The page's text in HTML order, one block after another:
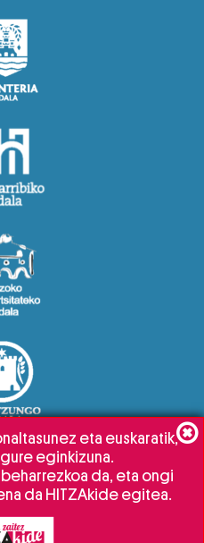
eta euskaratik,
eginkizuna.
da, eta ongi
da HITZAkide egitea.